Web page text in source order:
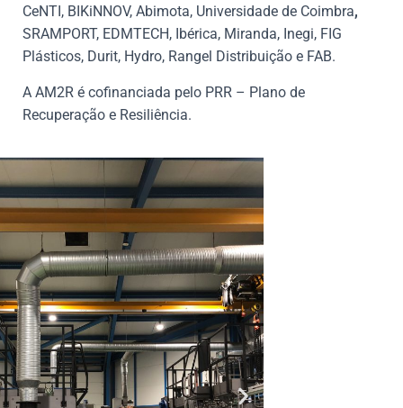
CeNTI, BIKiNNOV, Abimota, Universidade de Coimbra,
SRAMPORT, EDMTECH, Ibérica, Miranda, Inegi, FIG
Plásticos, Durit, Hydro, Rangel Distribuição e FAB.
A AM2R é cofinanciada pelo PRR – Plano de
Recuperação e Resiliência.